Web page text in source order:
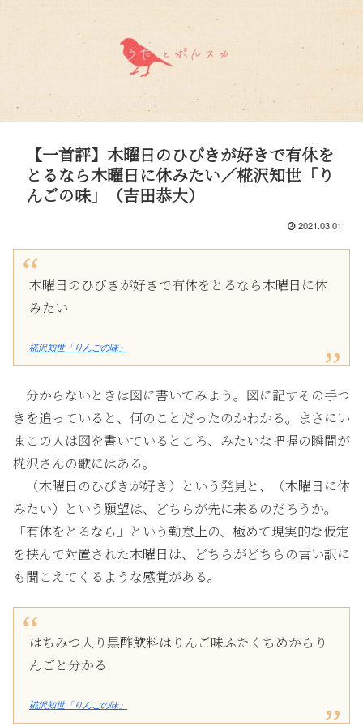
【一首評】木曜日のひびきが好きで有休を
とるなら木曜日に休みたい／椛沢知世「り
んごの味」（吉田恭大）
2021.03.01
木曜日のひびきが好きで有休をとるなら木曜日に休
みたい
椛沢知世「りんごの味」
分からないときは図に書いてみよう。図に記すその手つ
きを追っていると、何のことだったのかわかる。まさにい
まこの人は図を書いているところ、みたいな把握の瞬間が
椛沢さんの歌にはある。
（木曜日のひびきが好き）という発見と、（木曜日に休
みたい）という願望は、どちらが先に来るのだろうか。
「有休をとるなら」という勤怠上の、極めて現実的な仮定
を挟んで対置された木曜日は、どちらがどちらの言い訳に
も聞こえてくるような感覚がある。
はちみつ入り黒酢飲料はりんご味ふたくちめからり
んごと分かる
椛沢知世「りんごの味」